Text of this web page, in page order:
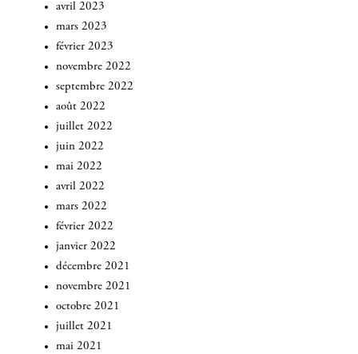
avril 2023
mars 2023
février 2023
novembre 2022
septembre 2022
août 2022
juillet 2022
juin 2022
mai 2022
avril 2022
mars 2022
février 2022
janvier 2022
décembre 2021
novembre 2021
octobre 2021
juillet 2021
mai 2021
INSCRIVEZ-VOUS